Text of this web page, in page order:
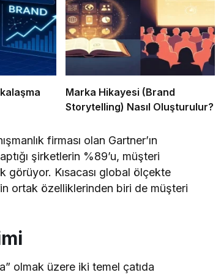
Marka Hikayesi (Brand
Storytelling) Nasıl Oluşturulur?
firması olan Gartner’ın
şirketlerin %89’u, müşteri
görüyor. Kısacası global ölçekte
ortak özelliklerinden biri de müşteri
olmak üzere iki temel çatıda